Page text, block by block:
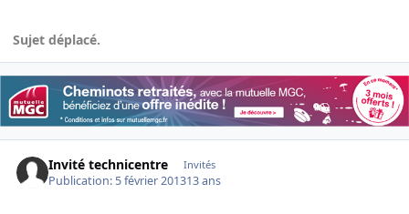
Sujet déplacé.
Invité technicentre Invités
Publication: 5 février 201313 ans